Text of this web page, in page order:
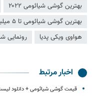
بهترین گوشی شیائومی ۲۰۲۲
بهترین گوشی شیائومی تا ۵ میلیون
هواوی ویکی پدیا
رونمایی
اخبار مرتبط
قیمت گوشی‌ شیائومی + دانلود لیست